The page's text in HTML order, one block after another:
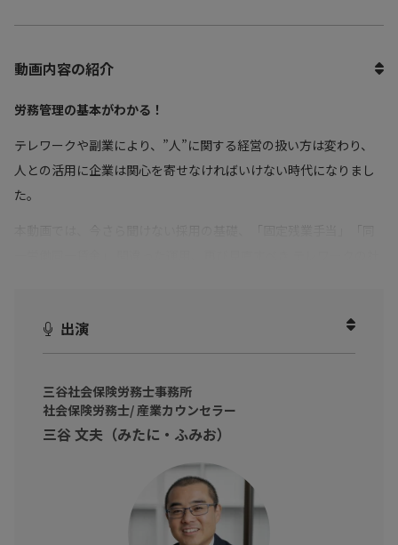
動画内容の紹介
労務管理の基本がわかる！
テレワークや副業により、”人”に関する経営の扱い方は変わり、
人との活用に企業は関心を寄せなければいけない時代になりまし
た。
会社で労務の仕事をしている方 自社の労務管理の問題点や課題
について学びたいビジネスパーソンに向けて、これからの時代に
けましょう！
出演
三谷社会保険労務士事務所
社会保険労務士/ 産業カウンセラー
三谷 文夫（みたに・ふみお）